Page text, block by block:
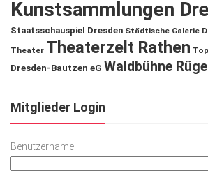
Kunstsammlungen
Staatsschauspiel Dresden Städtische Galerie
Theater Theaterzelt Rathen
Dresden-Bautzen eG Waldbühne
Mitglieder Login
Benutzername